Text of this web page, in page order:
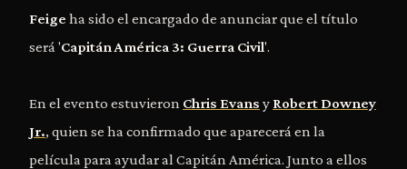
Feige ha sido el encargado de anunciar que el título
será 'Capitán América 3: Guerra Civil'.
En el evento estuvieron Chris Evans y Robert Downey
Jr., quien se ha confirmado que aparecerá en la
película para ayudar al Capitán América. Junto a ellos